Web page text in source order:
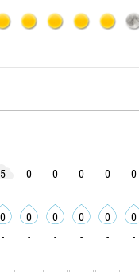
5 0 0 0 0 0
0 0 0 0 0 0
- - - - - -